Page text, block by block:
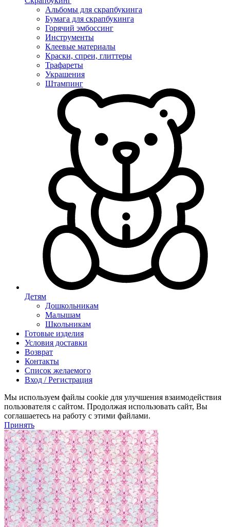
Альбомы для скрапбукинга
Бумага для скрапбукинга
Горячий эмбоссинг
Инструменты
Клеевые материалы
Краски, спреи, глиттеры
Трафареты
Украшения
Штампинг
Детям
Дошкольникам
Малышам
Школьникам
Готовые изделия
Условия доставки
Возврат
Контакты
Список желаемого
Вход / Регистрация
Мы используем файлы cookie для улучшения взаимодействия
пользователя с сайтом. Продолжая использовать сайт, Вы
соглашаетесь на работу с этими файлами.
Принять